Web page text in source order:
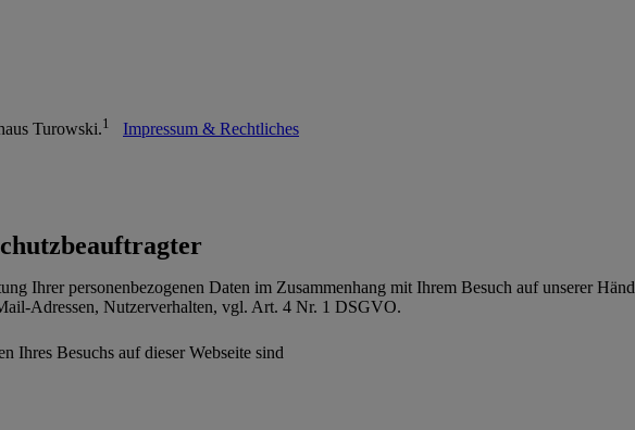
Turowski.1
Impressum & Rechtliches
Ihrer personenbezogenen Daten im Zusammenhang mit Ihrem Besuch auf unserer
Adressen, Nutzerverhalten, vgl. Art. 4 Nr. 1 DSGVO.
Ihres Besuchs auf dieser Webseite sind